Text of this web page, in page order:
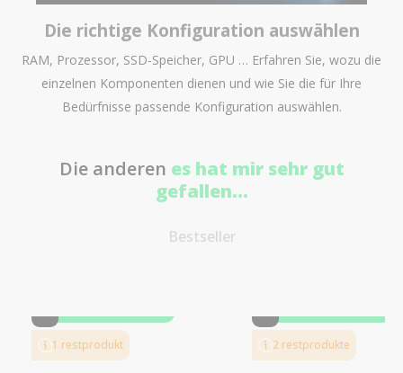
Die richtige Konfiguration auswählen
RAM, Prozessor, SSD-Speicher, GPU … Erfahren Sie, wozu die
einzelnen Komponenten dienen und wie Sie die für Ihre
Bedürfnisse passende Konfiguration auswählen.
Die anderen es hat mir sehr gut
gefallen...
Bestseller
1 restprodukt 2 restprodukte